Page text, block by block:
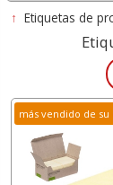
↑Etiquetas de
más vendido de su